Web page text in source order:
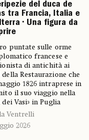
del duca de
tra Francia, Italia e
• Una figura da
puntate sulle orme
francese e
di antichità ai
Restaurazione che
1826 intraprese in
il suo viaggio nella
dei Vasi» in Puglia
Ventrelli
2026